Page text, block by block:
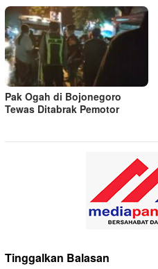
Pak Ogah di Bojonegoro
Tewas Ditabrak Pemotor
Tinggalkan Balasan